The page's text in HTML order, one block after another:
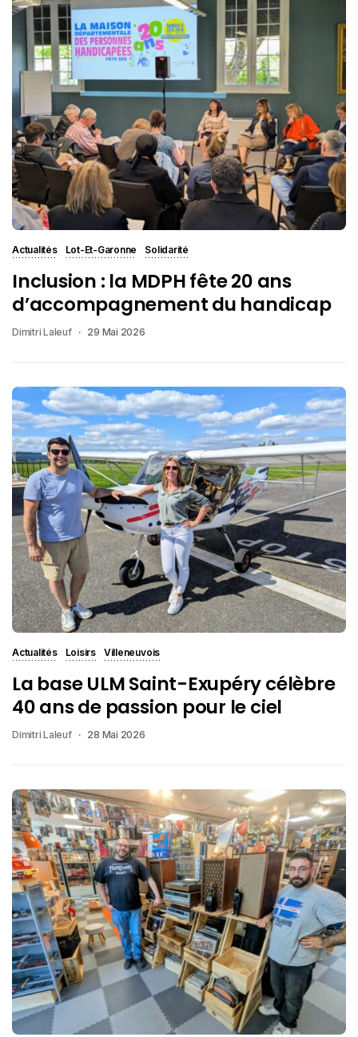
Actualités Lot-Et-Garonne Solidarité
Inclusion : la MDPH fête 20 ans
d’accompagnement du handicap
Dimitri Laleuf 29 Mai 2026
Actualités Loisirs Villeneuvois
La base ULM Saint-Exupéry célèbre
40 ans de passion pour le ciel
Dimitri Laleuf 28 Mai 2026